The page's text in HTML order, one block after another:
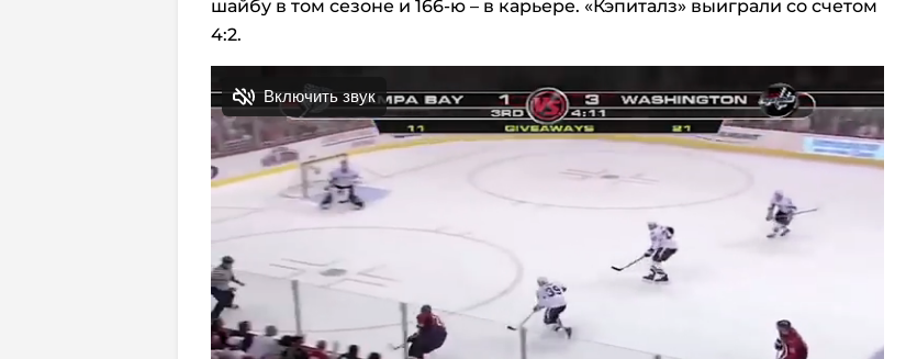
шайбу в том сезоне и 166-ю – в карьере. «Кэпиталз» выиграли со счетом
4:2.